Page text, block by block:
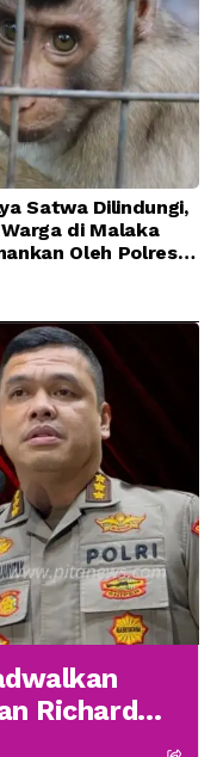
Satwa Dilindungi,
Warga di Malaka
Oleh Polres
Richard